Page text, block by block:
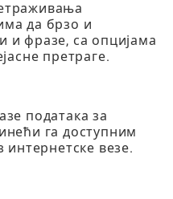
да брзо и
и фразе, са опцијама
претраге.
података за
га доступним
интернетске везе.